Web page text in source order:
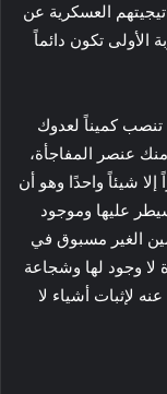
العسكرية عن
تكون دائماً
تنصب كميناً لعدوك
عنصر المفاجأة،
شيئاً واحدًا وهو أن
عليها وموجود
الغير مسبوق في
لا وجود لها وشجاعة
لإثبات أشياء لا